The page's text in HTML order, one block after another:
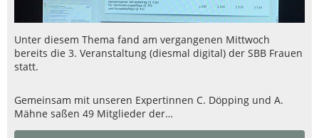
Unter diesem Thema fand am vergangenen Mittwoch
bereits die 3. Veranstaltung (diesmal digital) der SBB Frauen
statt.
Gemeinsam mit unseren Expertinnen C. Döpping und A.
Mähne saßen 49 Mitglieder der…